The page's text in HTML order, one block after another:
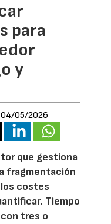
para
y
04/05/2026
que gestiona
fragmentación
costes
Tiempo
tres o